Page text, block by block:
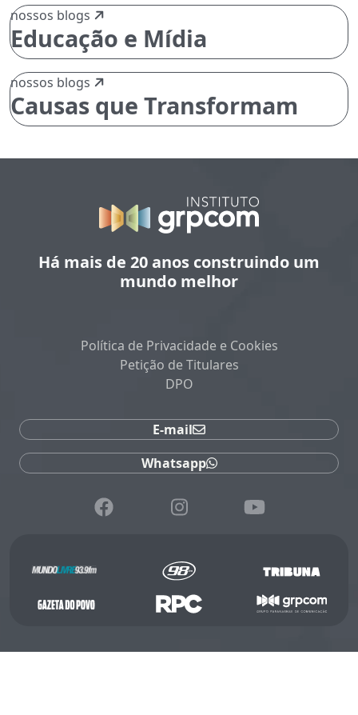
nossos blogs
Educação e Mídia
nossos blogs
Causas que Transformam
Há mais de 20 anos construindo um
mundo melhor
Política de Privacidade e Cookies
Petição de Titulares
DPO
E-mail
Whatsapp